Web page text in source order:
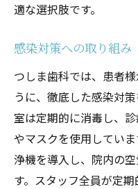
適な選択肢です。
感染対策への取り組み
つしま歯科では、患者
うに、徹底した感染対
室は定期的に消毒し、
やマスクを使用してい
浄機を導入し、院内の
す。スタッフ全員が定